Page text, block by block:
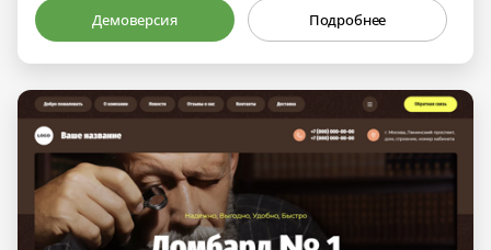
Демоверсия Подробнее